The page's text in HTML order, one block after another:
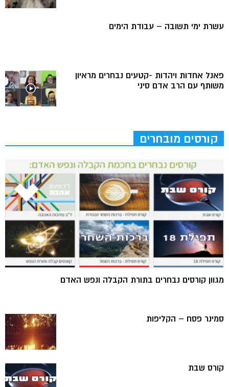
עשרת ימי תשובה – עבודת הימים
פאנל אחדות ויהדות -קטעים נבחרים מראיון
משותף עם הרב אדם סיני
קורסים מובחרים
מגוון קורסים נבחרים בתורת הקבלה ונפש האדם
סמינר פסח – הקליפות
קורס שבת